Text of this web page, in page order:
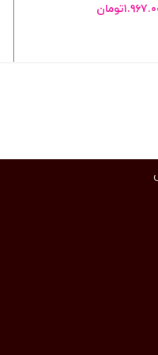
تومان